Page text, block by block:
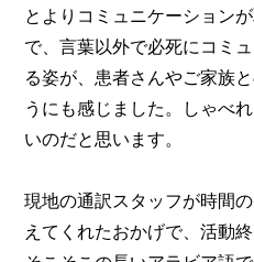
とよりコミュニケーション
で、言葉以外で必死にコミ
る姿が、患者さんやご家族
うにも感じました。しゃべ
いのだと思います。
現地の通訳スタッフが時間
えてくれたおかげで、活動